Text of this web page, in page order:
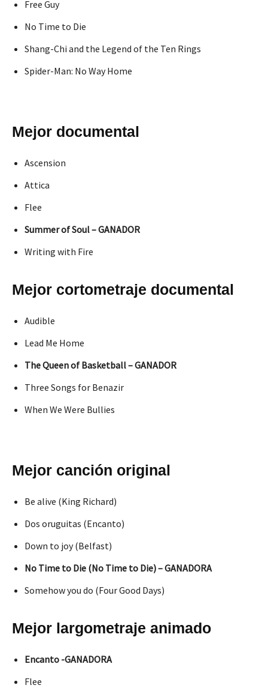
Free Guy
No Time to Die
Shang-Chi and the Legend of the Ten Rings
Spider-Man: No Way Home
Mejor documental
Ascension
Attica
Flee
Summer of Soul – GANADOR
Writing with Fire
Mejor cortometraje documental
Audible
Lead Me Home
The Queen of Basketball – GANADOR
Three Songs for Benazir
When We Were Bullies
Mejor canción original
Be alive (King Richard)
Dos oruguitas (Encanto)
Down to joy (Belfast)
No Time to Die (No Time to Die) – GANADORA
Somehow you do (Four Good Days)
Mejor largometraje animado
Encanto -GANADORA
Flee